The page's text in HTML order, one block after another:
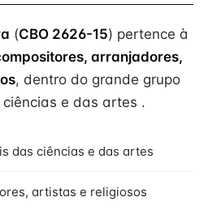
(CBO 2626-15) pertence à
arranjadores,
, dentro do grande grupo
e das artes .
das ciências e das artes
artistas e religiosos